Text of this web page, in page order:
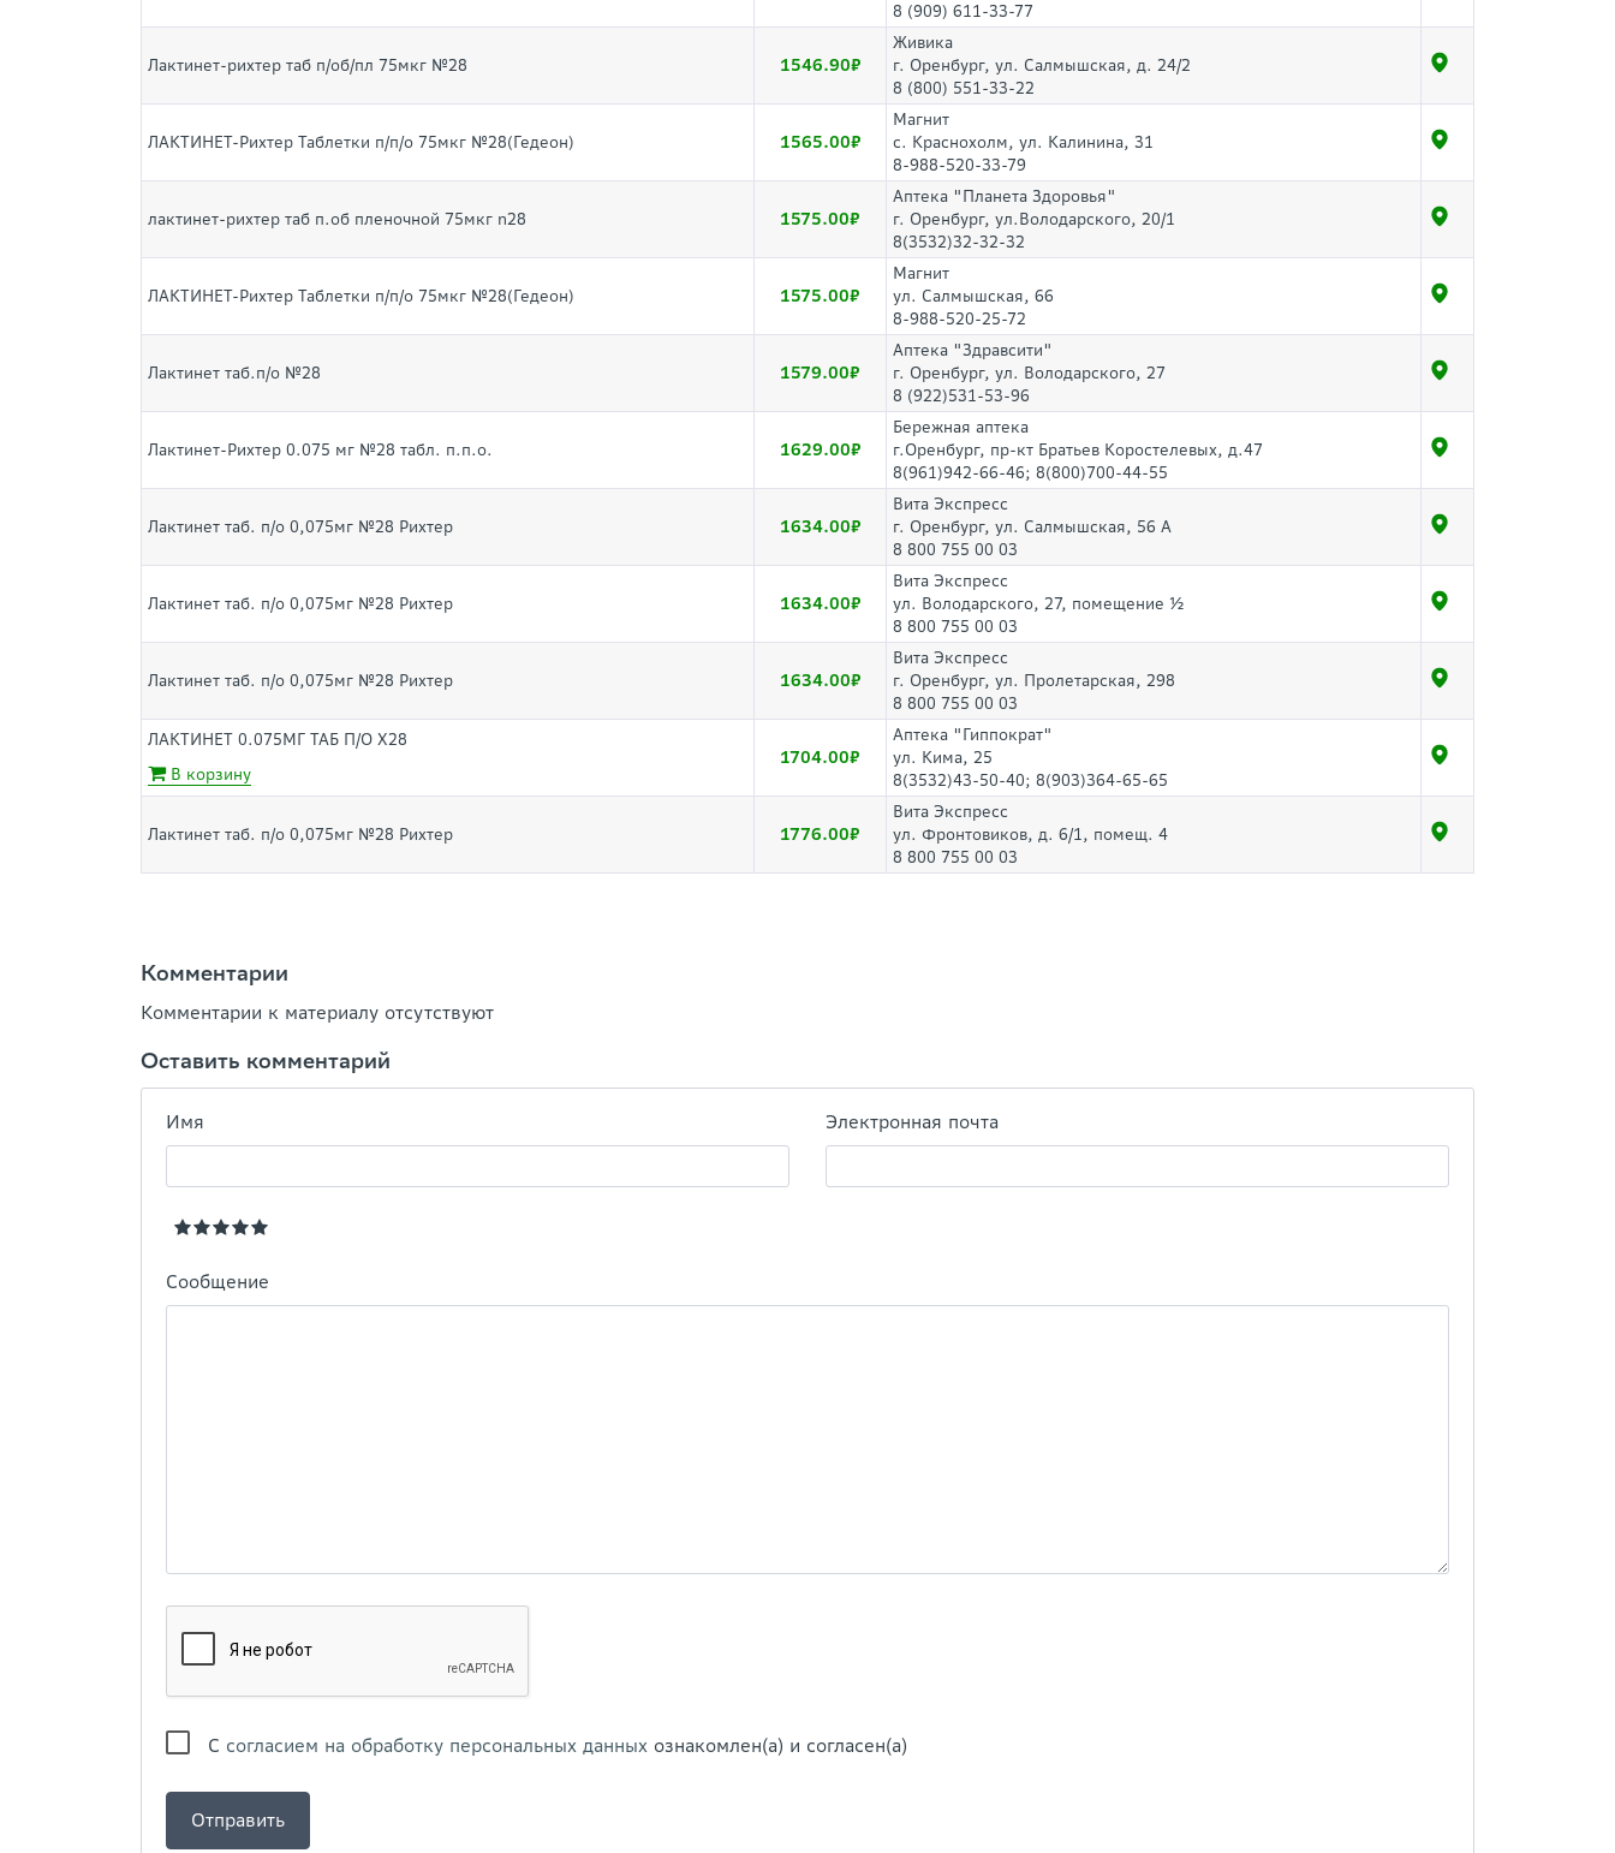
8 (909) 611-33-77
Лактинет-рихтер таб п/об/пл 75мкг №28 1546.90
Живика
г. Оренбург, ул. Салмышская, д. 24/2
8 (800) 551-33-22
ЛАКТИНЕТ-Рихтер Таблетки п/п/о 75мкг №28(Гедеон) 1565.00
Магнит
с. Краснохолм, ул. Калинина, 31
8-988-520-33-79
лактинет-рихтер таб п.об пленочной 75мкг n28 1575.00
Аптека "Планета Здоровья"
г. Оренбург, ул.Володарского, 20/1
8(3532)32-32-32
ЛАКТИНЕТ-Рихтер Таблетки п/п/о 75мкг №28(Гедеон) 1575.00
Магнит
ул. Салмышская, 66
8-988-520-25-72
Лактинет таб.п/о №28 1579.00
Аптека "Здравсити"
г. Оренбург, ул. Володарского, 27
8 (922)531-53-96
Лактинет-Рихтер 0.075 мг №28 табл. п.п.о. 1629.00
Бережная аптека
г.Оренбург, пр-кт Братьев Коростелевых, д.47
8(961)942-66-46; 8(800)700-44-55
Лактинет таб. п/о 0,075мг №28 Рихтер 1634.00
Вита Экспресс
г. Оренбург, ул. Салмышская, 56 А
8 800 755 00 03
Лактинет таб. п/о 0,075мг №28 Рихтер 1634.00
Вита Экспресс
ул. Володарского, 27, помещение ½
8 800 755 00 03
Лактинет таб. п/о 0,075мг №28 Рихтер 1634.00
Вита Экспресс
г. Оренбург, ул. Пролетарская, 298
8 800 755 00 03
ЛАКТИНЕТ 0.075МГ ТАБ П/О Х28
В корзину
1704.00
Аптека "Гиппократ"
ул. Кима, 25
8(3532)43-50-40; 8(903)364-65-65
Лактинет таб. п/о 0,075мг №28 Рихтер 1776.00
Вита Экспресс
ул. Фронтовиков, д. 6/1, помещ. 4
8 800 755 00 03
Комментарии
Комментарии к материалу отсутствуют
Оставить комментарий
Имя Электронная почта
Сообщение
С согласием на обработку персональных данных ознакомлен(а) и согласен(а)